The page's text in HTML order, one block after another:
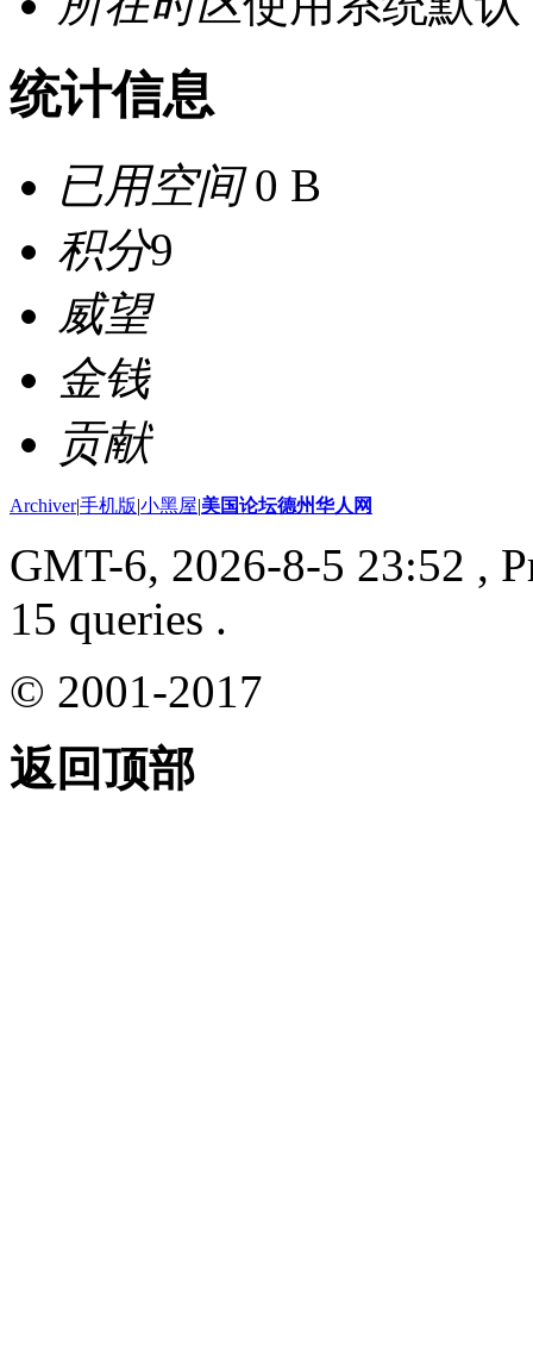
统计信息
已用空间0 B
积分9
威望
金钱
贡献
Archiver|手机版|小黑屋|美国论坛德州华人网
GMT-6, 2026-8-5 23:52 ,
15 queries .
© 2001-2017
返回顶部